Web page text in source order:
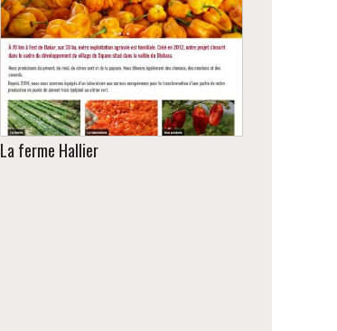
Site institutionnel de présentation de
la société
La ferme Hallier